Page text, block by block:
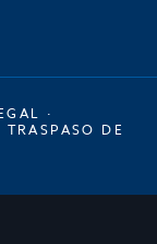
·
TRASPASO DE